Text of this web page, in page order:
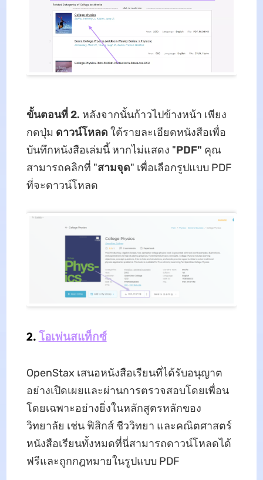
ขั้นตอนที่ 2. หลังจากนั้นก้าวไปข้างหน้า เพียง
กดปุ่ม ดาวน์โหลด ใต้รายละเอียดหนังสือเพื่อ
บันทึกหนังสือเล่มนี้ หากไม่แสดง "PDF" คุณ
สามารถคลิกที่ "สามจุด" เพื่อเลือกรูปแบบ PDF
ที่จะดาวน์โหลด
2. โอเพ่นสแท็กซ์
OpenStax เสนอหนังสือเรียนที่ได้รับอนุญาต
อย่างเปิดเผยและผ่านการตรวจสอบโดยเพื่อน
โดยเฉพาะอย่างยิ่งในหลักสูตรหลักของ
วิทยาลัย เช่น ฟิสิกส์ ชีววิทยา และคณิตศาสตร์
หนังสือเรียนทั้งหมดที่นี่สามารถดาวน์โหลดได้
ฟรีและถูกกฎหมายในรูปแบบ PDF